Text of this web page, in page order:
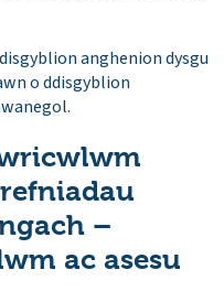
anghenion dysgu
o ddisgyblion
–
ac asesu